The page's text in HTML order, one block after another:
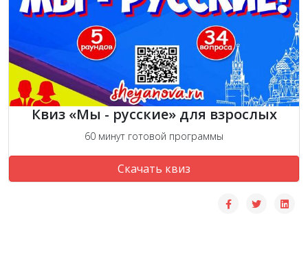
Квиз «Мы - русские» для взрослых
60 минут готовой программы
Скачать квиз